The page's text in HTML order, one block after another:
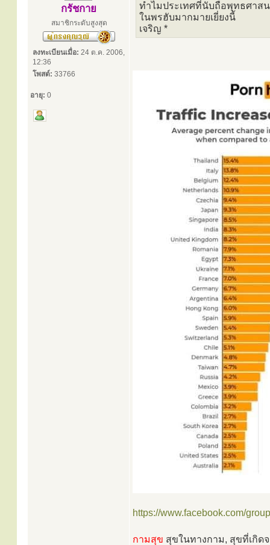
กรัชกาย
สมาชิกระดับสูงสุด
ลงทะเบียนเมื่อ: 24 ต.ค. 2006,
12:36
โพสต์: 33766
อายุ: 0
ทำไมประเทศที่นับถือพุทธศาส
ในพรฮับมากมายเยี่ยงนี้
เจริญ *
https://www.facebook.com/
กามสุข สุขในทางกาม, สุขที่เกิด